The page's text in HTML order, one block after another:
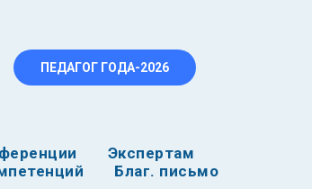
ПЕДАГОГ ГОДА-2026
Экспертам
Благ. письмо